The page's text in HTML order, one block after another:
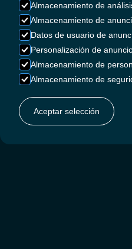
Almacenamiento de
Almacenamiento de
Datos de usuario de
Personalización de
Almacenamiento de
Almacenamiento de
Aceptar selección